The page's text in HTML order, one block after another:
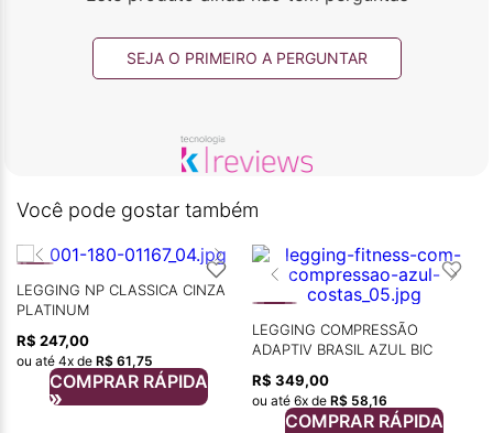
SEJA O PRIMEIRO A PERGUNTAR
Você pode gostar também
LEGGING NP CLASSICA CINZA
PLATINUM
R$ 247,00
ou até 4x de R$ 61,75
COMPRAR RÁPIDA
LEGGING COMPRESSÃO
ADAPTIV BRASIL AZUL BIC
R$ 349,00
ou até 6x de R$ 58,16
COMPRAR RÁPIDA